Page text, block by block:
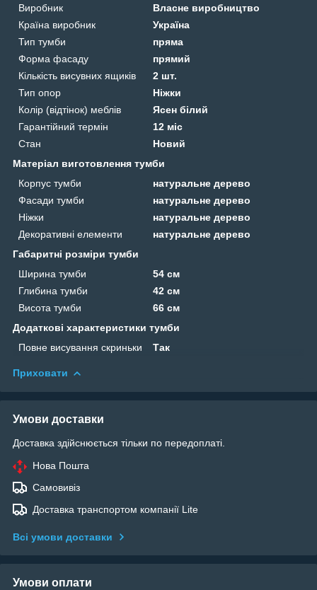
Виробник
Власне виробництво
Країна виробник
Україна
Тип тумби
пряма
Форма фасаду
прямий
Кількість висувних ящиків
2 шт.
Тип опор
Ніжки
Колір (відтінок) меблів
Ясен білий
Гарантійний термін
12 міс
Стан
Новий
Матеріал виготовлення тумби
Корпус тумби
натуральне дерево
Фасади тумби
натуральне дерево
Ніжки
натуральне дерево
Декоративні елементи
натуральне дерево
Габаритні розміри тумби
Ширина тумби
54 см
Глибина тумби
42 см
Висота тумби
66 см
Додаткові характеристики тумби
Повне висування скриньки
Так
Приховати
Умови доставки
Доставка здійснюється тільки по передоплаті.
Нова Пошта
Самовивіз
Доставка транспортом компанії Lite
Всі умови доставки
Умови оплати